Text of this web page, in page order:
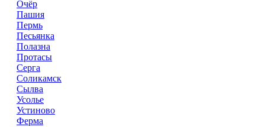
Очёр
Пашия
Пермь
Песьянка
Полазна
Протасы
Серга
Соликамск
Сылва
Усолье
Устиново
Ферма